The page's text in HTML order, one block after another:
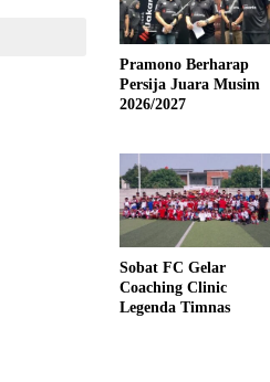
Pramono Berharap
Persija Juara Musim
2026/2027
Sobat FC Gelar
Coaching Clinic
Legenda Timnas